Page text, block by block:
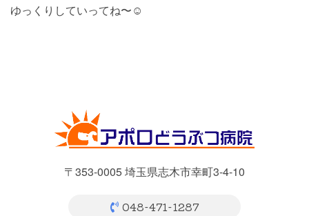
ゆっくりしていってね〜☺︎
〒353-0005 埼玉県志木市幸町3-4-10
048-471-1287